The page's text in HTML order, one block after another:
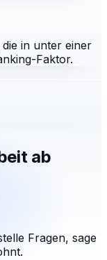
in unter einer
Faktor.
ab
Fragen, sage